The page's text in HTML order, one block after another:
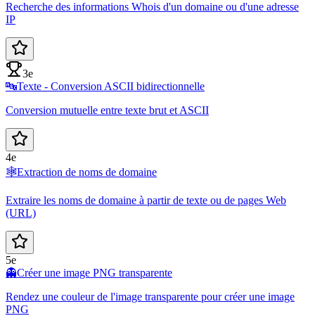
Recherche des informations Whois d'un domaine ou d'une adresse
IP
3e
🔤Texte - Conversion ASCII bidirectionnelle
Conversion mutuelle entre texte brut et ASCII
4e
🕸️Extraction de noms de domaine
Extraire les noms de domaine à partir de texte ou de pages Web
(URL)
5e
👻Créer une image PNG transparente
Rendez une couleur de l'image transparente pour créer une image
PNG